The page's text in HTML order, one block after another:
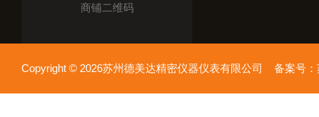
商铺二维码
Copyright © 2026苏州德美达精密仪器仪表有限公司 备案号：